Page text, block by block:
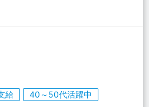
給
40～50代活躍中